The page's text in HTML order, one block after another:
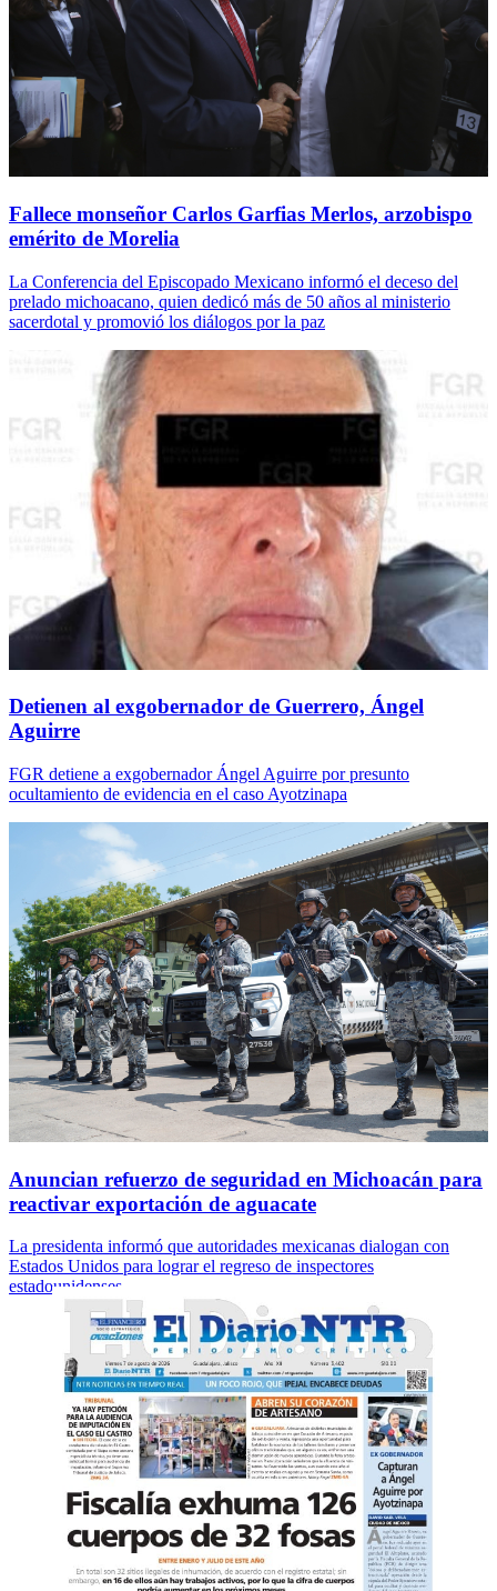
Fallece monseñor Carlos Garfias Merlos, arzobispo
emérito de Morelia
La Conferencia del Episcopado Mexicano informó el deceso del
prelado michoacano, quien dedicó más de 50 años al ministerio
sacerdotal y promovió los diálogos por la paz
Detienen al exgobernador de Guerrero, Ángel
Aguirre
FGR detiene a exgobernador Ángel Aguirre por presunto
ocultamiento de evidencia en el caso Ayotzinapa
Anuncian refuerzo de seguridad en Michoacán para
reactivar exportación de aguacate
La presidenta informó que autoridades mexicanas dialogan con
Estados Unidos para lograr el regreso de inspectores
estadounidenses